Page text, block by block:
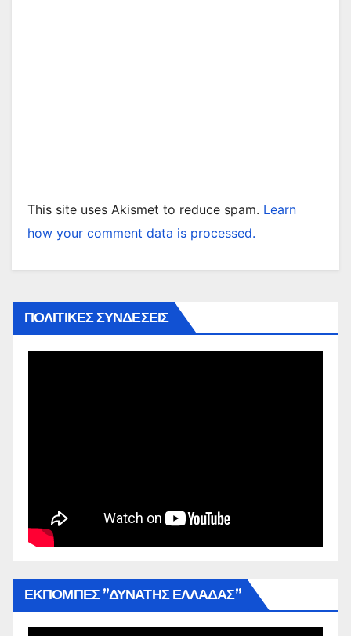
This site uses Akismet to reduce spam. Learn
how your comment data is processed.
ΠΟΛΙΤΙΚΕΣ ΣΥΝΔΕΣΕΙΣ
ΕΚΠΟΜΠΕΣ ”ΔΥΝΑΤΗΣ ΕΛΛΑΔΑΣ”